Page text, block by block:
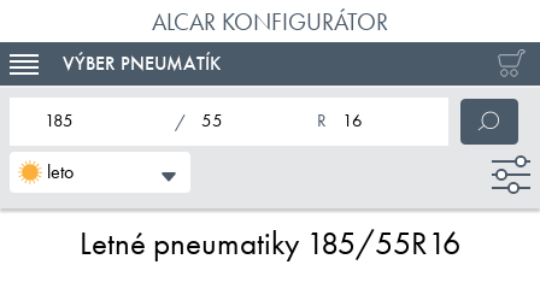
ALCAR KONFIGURÁTOR
TOGGLE NAVIGATION
VÝBER PNEUMATÍK
leto
nominálna šírka pneumatiky
profil pneumatiky
nominálny priemer pneumatiky
Letné pneumatiky 185/55R16